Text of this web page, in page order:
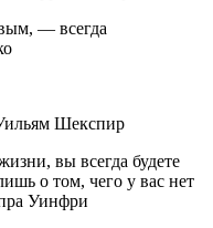
— всегда
Шекспир
вы всегда будете
о том, чего у вас нет
Уинфри